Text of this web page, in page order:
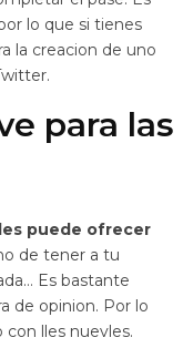
lo que si tienes
la creacion de uno
para las
puede ofrecer
de tener a tu
Es bastante
de opinion. Por lo
lles nuevles.